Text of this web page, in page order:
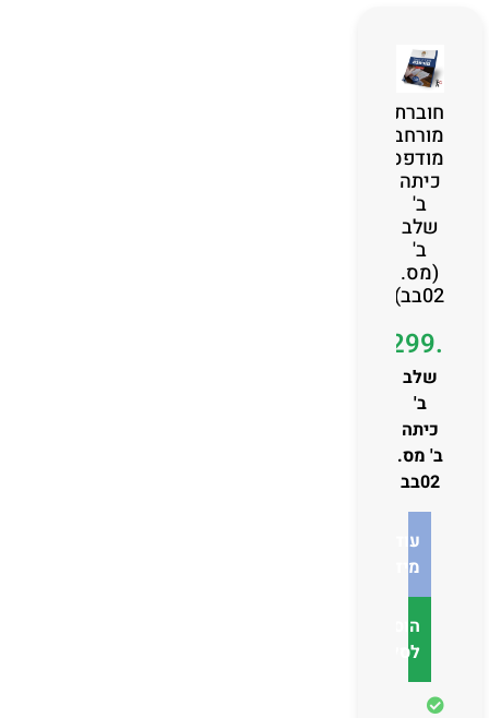
חוברת
מורחבת
מודפסת
כיתה
ב'
שלב
ב'
(מס.
02בב)
₪299.00
שלב
ב'
כיתה
ב' מס.
02בב
עוד
מידע
הוספה
לסל